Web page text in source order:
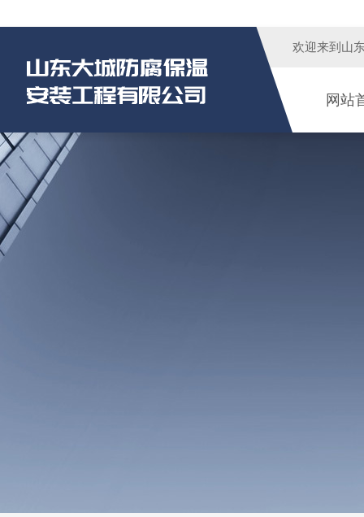
欢迎来到 山
网站